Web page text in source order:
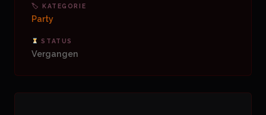
🏷 KATEGORIE
Party
STATUS
Vergangen